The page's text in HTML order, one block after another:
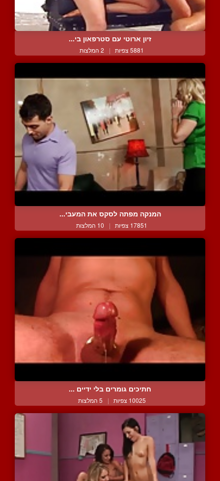
זיון ארוטי עם סטרפאון בי...
5881 צפיות | 2 המלצות
המנקה מפתה לסקס את המעבי...
17851 צפיות | 10 המלצות
חתיכים גומרים בלי ידיים ...
10025 צפיות | 5 המלצות